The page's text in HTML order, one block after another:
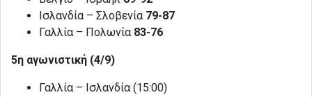
Ισλανδία – Σλοβενία 79-87
Γαλλία – Πολωνία 83-76
5η αγωνιστική (4/9)
Γαλλία – Ισλανδία (15:00)